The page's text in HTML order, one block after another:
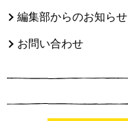
編集部からのお知らせ
お問い合わせ